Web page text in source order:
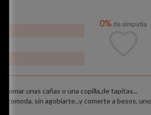
0% de simpatía
tomar unas cañas o una copilla,de tapitas...
sin agobiarte...y comerte a besos, uno